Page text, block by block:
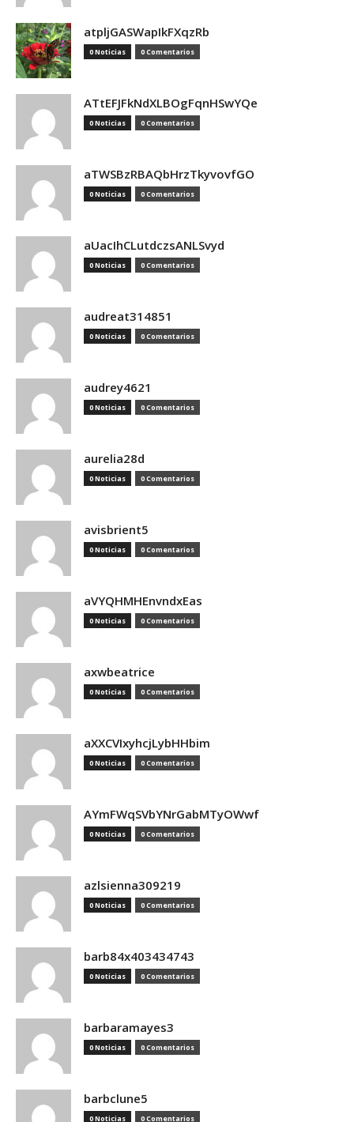
atpljGASWapIkFXqzRb
0 Noticias 0 Comentarios
ATtEFJFkNdXLBOgFqnHSwYQe
0 Noticias 0 Comentarios
aTWSBzRBAQbHrzTkyvovfGO
0 Noticias 0 Comentarios
aUacIhCLutdczsANLSvyd
0 Noticias 0 Comentarios
audreat314851
0 Noticias 0 Comentarios
audrey4621
0 Noticias 0 Comentarios
aurelia28d
0 Noticias 0 Comentarios
avisbrient5
0 Noticias 0 Comentarios
aVYQHMHEnvndxEas
0 Noticias 0 Comentarios
axwbeatrice
0 Noticias 0 Comentarios
aXXCVIxyhcjLybHHbim
0 Noticias 0 Comentarios
AYmFWqSVbYNrGabMTyOWwf
0 Noticias 0 Comentarios
azlsienna309219
0 Noticias 0 Comentarios
barb84x403434743
0 Noticias 0 Comentarios
barbaramayes3
0 Noticias 0 Comentarios
barbclune5
0 Noticias 0 Comentarios